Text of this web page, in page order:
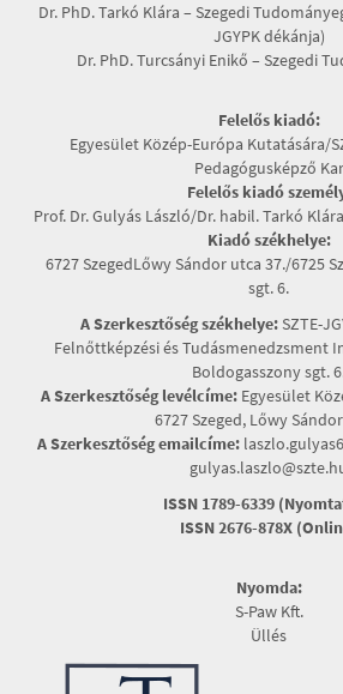
Dr. PhD. Tarkó Klára – Szegedi
JGYPK dékánja)
Dr. PhD. Turcsányi Enikő – Szegedi
Felelős kiadó:
Egyesület Közép-Európa Kutatására/
Pedagógusképző Kar
Felelős kiadó
Prof. Dr. Gulyás László/Dr. habil. Tarkó
Kiadó székhelye:
6727 SzegedLőwy Sándor utca 37./6725
sgt. 6.
A Szerkesztőség székhelye:SZTE-
Felnőttképzési és Tudásmenedzsment
Boldogasszony sgt.
A Szerkesztőség levélcíme: Egyesület
6727 Szeged, Lőwy
A Szerkesztőség emailcíme:
ISSN 1789-6339
ISSN 2676-878X
Nyomda:
S-Paw Kft.
Üllés